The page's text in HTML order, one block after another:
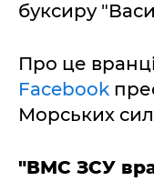
буксиру
Про це
Facebook
Морських
"ВМС ЗСУ